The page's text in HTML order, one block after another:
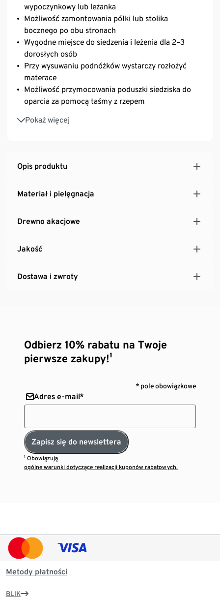
wypoczynkowy lub leżanka
Możliwość zamontowania półki lub stolika
bocznego po obu stronach
Wygodne miejsce do siedzenia i leżenia dla 2–3
dorosłych osób
Przy wysuwaniu podnóżków wystarczy rozłożyć
materace
Możliwość przymocowania poduszki siedziska do
oparcia za pomocą taśmy z rzepem
Pokaż więcej
Poduszki do siedzenia i pod nogi łączone za
pomocą rzepów, które zapobiegają rozsuwaniu
przypominającego materiały używane we wnętrzach
Wyjątkowo wygodne, grube poduszki w jakości
Konstrukcja z olejowanego drewna akacjowego
certyfikat FSC®
Opis produktu
Materiał i pielęgnacja
Drewno akacjowe
Jakość
Dostawa i zwroty
Odbierz 10% rabatu na Twoje
pierwsze zakupy!¹
* pole obowiązkowe
Adres e-mail*
Zapisz się do newslettera
¹ Obowiązują
ogólne warunki dotyczące realizacji kuponów rabatowych.
Metody płatności
BLIK